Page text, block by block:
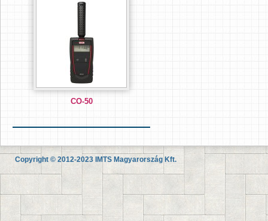
CO-50
Copyright © 2012-2023 IMTS Magyarország Kft.